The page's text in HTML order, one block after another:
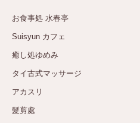
お食事処 水春亭
Suisyun カフェ
癒し処ゆめみ
タイ古式マッサージ
アカスリ
髮剪處